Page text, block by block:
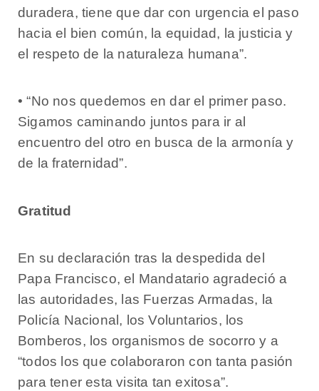
duradera, tiene que dar con urgencia el paso
hacia el bien común, la equidad, la justicia y
el respeto de la naturaleza humana”.
• “No nos quedemos en dar el primer paso.
Sigamos caminando juntos para ir al
encuentro del otro en busca de la armonía y
de la fraternidad”.
Gratitud
En su declaración tras la despedida del
Papa Francisco, el Mandatario agradeció a
las autoridades, las Fuerzas Armadas, la
Policía Nacional, los Voluntarios, los
Bomberos, los organismos de socorro y a
“todos los que colaboraron con tanta pasión
para tener esta visita tan exitosa”.